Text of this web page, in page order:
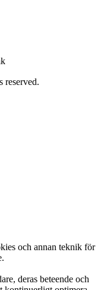
reserved.
och annan teknik för
deras beteende och